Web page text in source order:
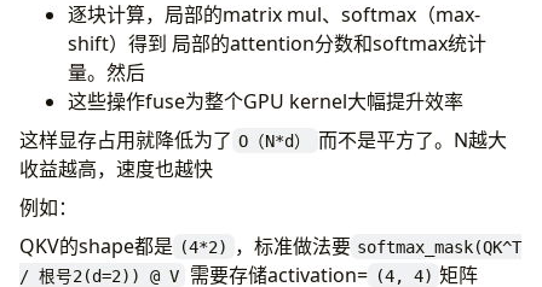
逐块计算，局部的matrix mul、softmax（max-
shift）得到 局部的attention分数和softmax统计
量。然后
这些操作fuse为整个GPU kernel大幅提升效率
这样显存占用就降低为了 O（N*d）
而不是平方了。N越大
收益越高，速度也越快
例如：
QKV的shape都是 (4*2) ，标准做法要 softmax_mask(QK^T
/ 根号2(d=2)) @ V
需要存储activation= (4, 4) 矩阵